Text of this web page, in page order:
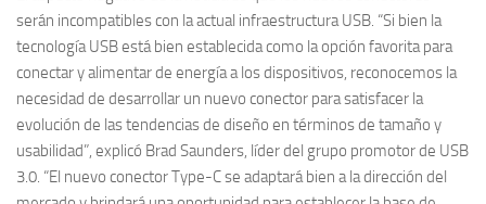
serán incompatibles con la actual infraestructura USB. “Si bien la
tecnología USB está bien establecida como la opción favorita para
conectar y alimentar de energía a los dispositivos, reconocemos la
necesidad de desarrollar un nuevo conector para satisfacer la
evolución de las tendencias de diseño en términos de tamaño y
usabilidad”, explicó Brad Saunders, líder del grupo promotor de USB
3.0. “El nuevo conector Type-C se adaptará bien a la dirección del